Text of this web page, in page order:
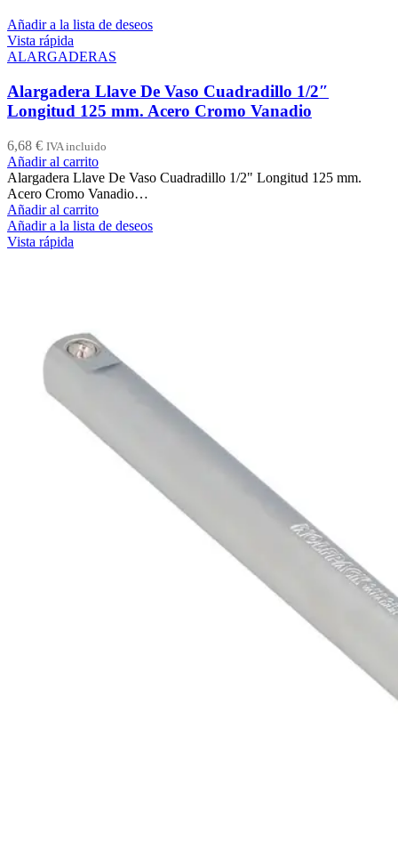
Añadir a la lista de deseos
Vista rápida
ALARGADERAS
Alargadera Llave De Vaso Cuadradillo 1/2″
Longitud 125 mm. Acero Cromo Vanadio
6,68 € IVA incluido
Añadir al carrito
Alargadera Llave De Vaso Cuadradillo 1/2" Longitud 125 mm.
Acero Cromo Vanadio…
Añadir al carrito
Añadir a la lista de deseos
Vista rápida